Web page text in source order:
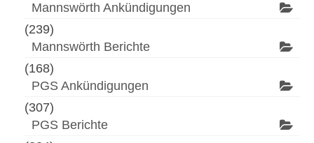
Mannswörth Ankündigungen
(239)
Mannswörth Berichte
(168)
PGS Ankündigungen
(307)
PGS Berichte